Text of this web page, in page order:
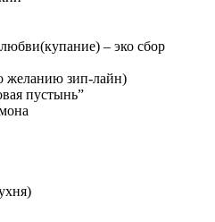
– эко сбор
желанию зип-лайн)
пустынь”